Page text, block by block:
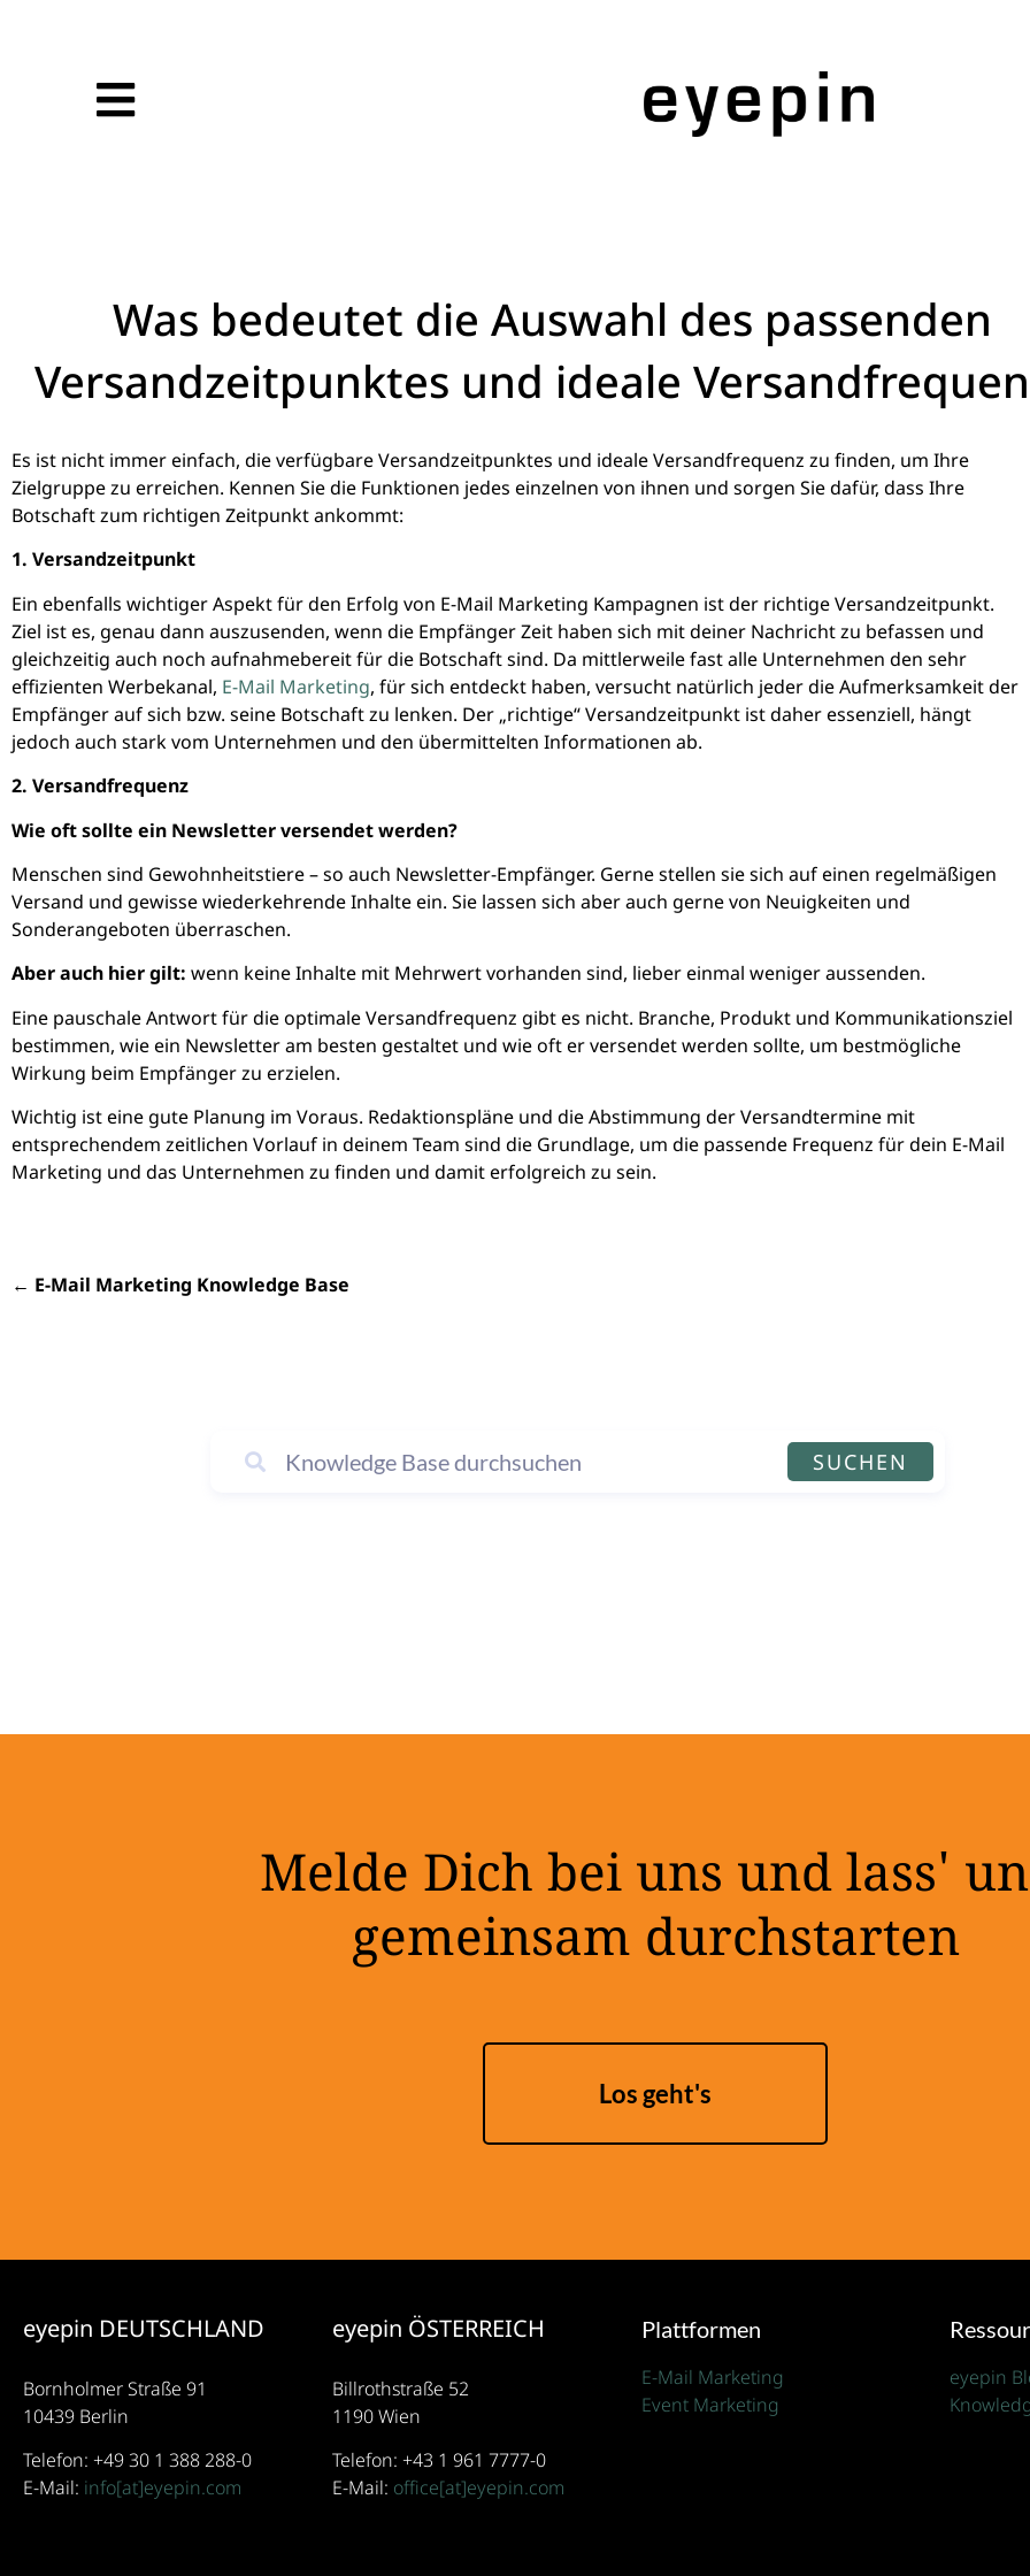
Was bedeutet die Auswahl des passenden
Versandzeitpunktes und ideale
Es ist nicht immer einfach, die verfügbare Versandzeitpunktes und ideale Versandfrequenz zu finden, um Ihre
Zielgruppe zu erreichen. Kennen Sie die Funktionen jedes einzelnen von ihnen und sorgen Sie dafür, dass Ihre
Botschaft zum richtigen Zeitpunkt ankommt:
1. Versandzeitpunkt
Ein ebenfalls wichtiger Aspekt für den Erfolg von E-Mail Marketing Kampagnen ist der richtige Versandzeitpunkt.
Ziel ist es, genau dann auszusenden, wenn die Empfänger Zeit haben sich mit deiner Nachricht zu befassen und
gleichzeitig auch noch aufnahmebereit für die Botschaft sind. Da mittlerweile fast alle Unternehmen den sehr
effizienten Werbekanal, E-Mail Marketing, für sich entdeckt haben, versucht natürlich jeder die Aufmerksamkeit der
Empfänger auf sich bzw. seine Botschaft zu lenken. Der „richtige“ Versandzeitpunkt ist daher essenziell, hängt
jedoch auch stark vom Unternehmen und den übermittelten Informationen ab.
2. Versandfrequenz
Wie oft sollte ein Newsletter versendet werden?
Menschen sind Gewohnheitstiere – so auch Newsletter-Empfänger. Gerne stellen sie sich auf einen regelmäßigen
Versand und gewisse wiederkehrende Inhalte ein. Sie lassen sich aber auch gerne von Neuigkeiten und
Sonderangeboten überraschen.
Aber auch hier gilt: wenn keine Inhalte mit Mehrwert vorhanden sind, lieber einmal weniger aussenden.
Eine pauschale Antwort für die optimale Versandfrequenz gibt es nicht. Branche, Produkt und Kommunikationsziel
bestimmen, wie ein Newsletter am besten gestaltet und wie oft er versendet werden sollte, um bestmögliche
Wirkung beim Empfänger zu erzielen.
Wichtig ist eine gute Planung im Voraus. Redaktionspläne und die Abstimmung der Versandtermine mit
entsprechendem zeitlichen Vorlauf in deinem Team sind die Grundlage, um die passende Frequenz für dein E-Mail
Marketing und das Unternehmen zu finden und damit erfolgreich zu sein.
← E-Mail Marketing Knowledge Base
SUCHEN
Melde Dich bei uns und lass'
gemeinsam durchstarten
Los geht's
eyepin DEUTSCHLAND
Bornholmer Straße 91
10439 Berlin
Telefon: +49 30 1 388 288-0
E-Mail: info[at]eyepin.com
eyepin ÖSTERREICH
Billrothstraße 52
1190 Wien
Telefon: +43 1 961 7777-0
E-Mail: office[at]eyepin.com
Plattformen
E-Mail Marketing
Event Marketing
eyepin